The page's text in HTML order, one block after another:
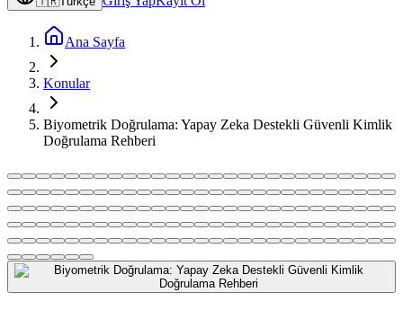
Ana Sayfa
Konular
Biyometrik Doğrulama: Yapay Zeka Destekli Güvenli Kimlik
Doğrulama Rehberi